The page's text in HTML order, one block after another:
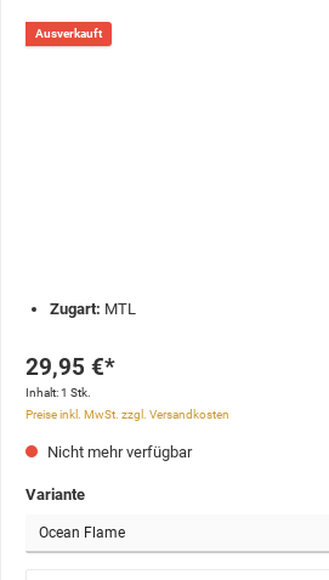
Ausverkauft
Zugart: MTL
29,95 €*
Inhalt:1 Stk.
Preise inkl. MwSt. zzgl. Versandkosten
Nicht mehr verfügbar
Variante